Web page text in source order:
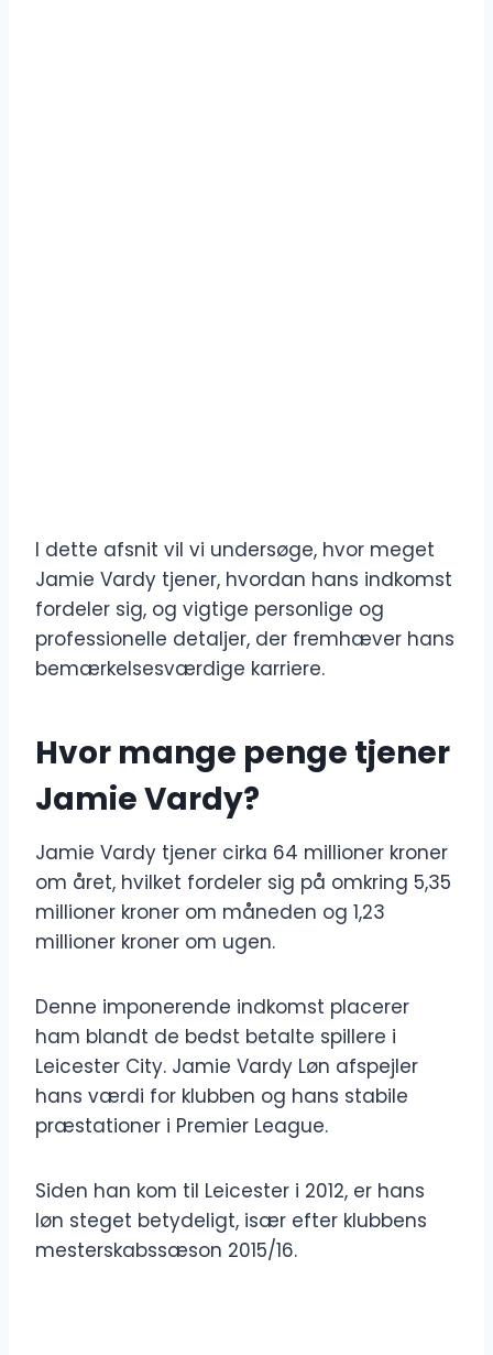
I dette afsnit vil vi undersøge, hvor meget
Jamie Vardy tjener, hvordan hans indkomst
fordeler sig, og vigtige personlige og
professionelle detaljer, der fremhæver hans
bemærkelsesværdige karriere.
Hvor mange penge tjener
Jamie Vardy?
Jamie Vardy tjener cirka 64 millioner kroner
om året, hvilket fordeler sig på omkring 5,35
millioner kroner om måneden og 1,23
millioner kroner om ugen.
Denne imponerende indkomst placerer
ham blandt de bedst betalte spillere i
Leicester City. Jamie Vardy Løn afspejler
hans værdi for klubben og hans stabile
præstationer i Premier League.
Siden han kom til Leicester i 2012, er hans
løn steget betydeligt, især efter klubbens
mesterskabssæson 2015/16.